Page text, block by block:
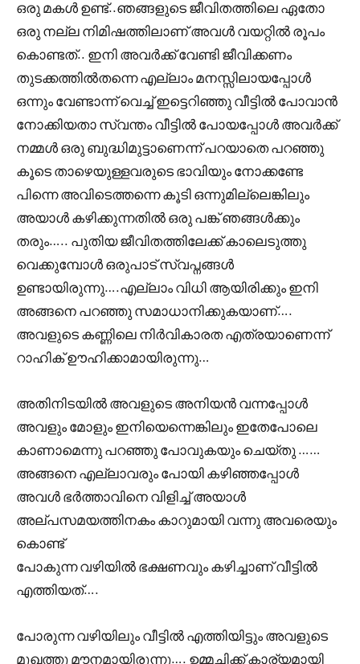
ഒരു മകൾ ഉണ്ട്..ഞങ്ങളുടെ ജീവിതത്തിലെ ഏതോ
ഒരു നല്ല നിമിഷത്തിലാണ് അവൾ വയറ്റിൽ രൂപം
കൊണ്ടത്.. ഇനി അവർക്ക് വേണ്ടി ജീവിക്കണം
തുടക്കത്തിൽതന്നെ എല്ലാം മനസ്സിലായപ്പോൾ
ഒന്നും വേണ്ടാന്ന് വെച്ച് ഇട്ടെറിഞ്ഞു വീട്ടിൽ പോവാൻ
നോക്കിയതാ സ്വന്തം വീട്ടിൽ പോയപ്പോൾ അവർക്ക്
നമ്മൾ ഒരു ബുദ്ധിമുട്ടാണെന്ന് പറയാതെ പറഞ്ഞു
കൂടെ താഴെയുള്ളവരുടെ ഭാവിയും നോക്കണ്ടേ
പിന്നെ അവിടെത്തന്നെ കൂടി ഒന്നുമില്ലെങ്കിലും
അയാൾ കഴിക്കുന്നതിൽ ഒരു പങ്ക് ഞങ്ങൾക്കും
തരും….. പുതിയ ജീവിതത്തിലേക്ക് കാലെടുത്തു
വെക്കുമ്പോൾ ഒരുപാട് സ്വപ്നങ്ങൾ
ഉണ്ടായിരുന്നു….എല്ലാം വിധി ആയിരിക്കും ഇനി
അങ്ങനെ പറഞ്ഞു സമാധാനിക്കുകയാണ്….
അവളുടെ കണ്ണിലെ നിർവികാരത എത്രയാണെന്ന്
റാഹിക് ഊഹിക്കാമായിരുന്നു…
അതിനിടയിൽ അവളുടെ അനിയൻ വന്നപ്പോൾ
അവളും മോളും ഇനിയെന്നെങ്കിലും ഇതേപോലെ
കാണാമെന്നു പറഞ്ഞു പോവുകയും ചെയ്തു ……
അങ്ങനെ എല്ലാവരും പോയി കഴിഞ്ഞപ്പോൾ
അവൾ ഭർത്താവിനെ വിളിച്ച് അയാൾ
അല്പസമയത്തിനകം കാറുമായി വന്നു അവരെയും
കൊണ്ട്
പോകുന്ന വഴിയിൽ ഭക്ഷണവും കഴിച്ചാണ് വീട്ടിൽ
എത്തിയത്….
പോരുന്ന വഴിയിലും വീട്ടിൽ എത്തിയിട്ടും അവളുടെ
മുഖത്തു മൗനമായിരുന്നു…. ഉമ്മച്ചിക്ക് കാര്യമായി